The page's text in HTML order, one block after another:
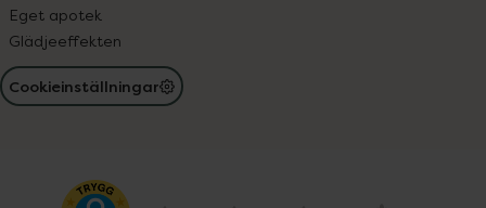
Eget apotek
Glädjeeffekten
Cookieinställningar